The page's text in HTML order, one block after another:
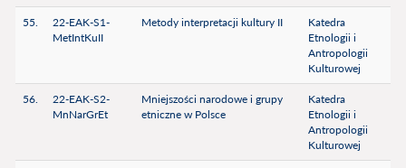
55.
22-EAK-S1-
MetIntKuII
Metody interpretacji kultury II
Katedra
Etnologii i
Antropologii
Kulturowej
56.
22-EAK-S2-
MnNarGrEt
Mniejszości narodowe i grupy
etniczne w Polsce
Katedra
Etnologii i
Antropologii
Kulturowej